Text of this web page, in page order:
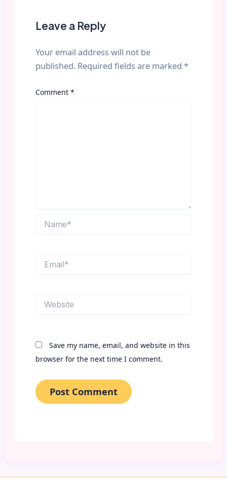
Leave a Reply
Your email address will not be
published. Required fields are marked *
Comment *
Save my name, email, and website in this
browser for the next time I comment.